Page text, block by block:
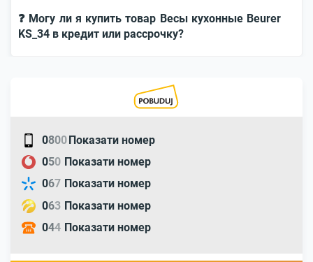
❓ Могу ли я купить товар Весы кухонные Beurer
KS_34 в кредит или рассрочку?
0800Показати номер
050 Показати номер
067 Показати номер
063 Показати номер
044 Показати номер